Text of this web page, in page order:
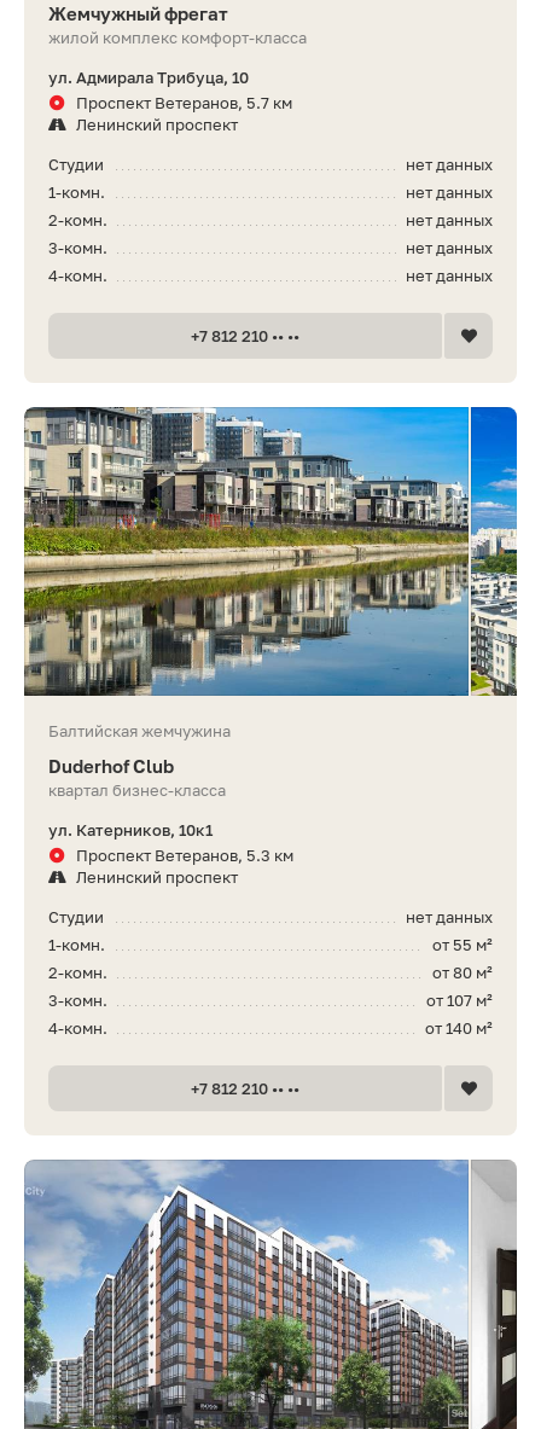
Жемчужный фрегат
жилой комплекс комфорт-класса
ул. Адмирала Трибуца, 10
Проспект Ветеранов, 5.7 км
Ленинский проспект
нет данных
Студии
нет данных
1-комн.
нет данных
2-комн.
нет данных
3-комн.
нет данных
4-комн.
+7 812 210 •• ••
Балтийская жемчужина
Duderhof Club
квартал бизнес-класса
ул. Катерников, 10к1
Проспект Ветеранов, 5.3 км
Ленинский проспект
нет данных
Студии
от 55 м²
1-комн.
от 80 м²
2-комн.
от 107 м²
3-комн.
от 140 м²
4-комн.
+7 812 210 •• ••